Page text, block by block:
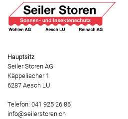
Hauptsitz
Seiler Storen AG
Käppeliacher 1
6287 Aesch LU
Telefon: 041 925 26 86
info@seilerstoren.ch